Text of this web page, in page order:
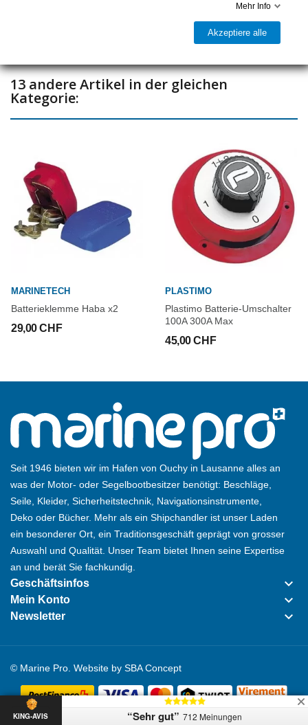
13 andere Artikel in der gleichen
Kategorie:
MARINETECH
Batterieklemme Haba x2
29,00 CHF
PLASTIMO
Plastimo Batterie-Umschalter
100A 300A Max
45,00 CHF
Seit 1946 bieten wir im Hafen von Ouchy in Lausanne alles an
was der Motor- oder Segelbootbesitzer benötigt: Beschläge,
Seile, Kleider, Sicherheitstechnik, Navigationsinstrumente,
Deko oder Bücher. Mehr als ein Shipchandler ist unser Laden
ein besonderer Ort, ein Traditionsgeschäft geprägt von grosser
Auswahl und Qualität. Unser Team bietet Ihnen seine Expertise
an und berät Sie fachkundig.
Geschäftsinfos keyboard_arrow_down
Mein Konto keyboard_arrow_down
Newsletter keyboard_arrow_down
© Marine Pro. Website by SBA Concept
KING-AVIS “Sehr gut” 712 Meinungen
Mehr Info
Akzeptiere alle